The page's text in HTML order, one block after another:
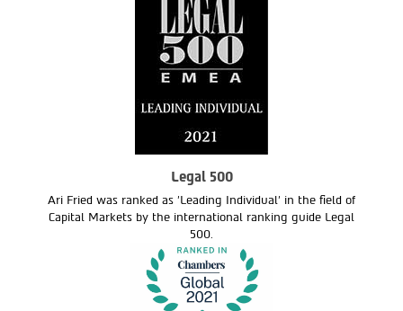
Legal 500
Ari Fried was ranked as 'Leading Individual' in the field of
Capital Markets by the international ranking guide Legal
500.